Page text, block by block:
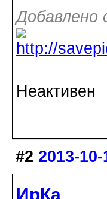
Неактивен
#2 2013-
ИрКа